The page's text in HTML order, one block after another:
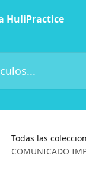
Todas las
COMUNICADO